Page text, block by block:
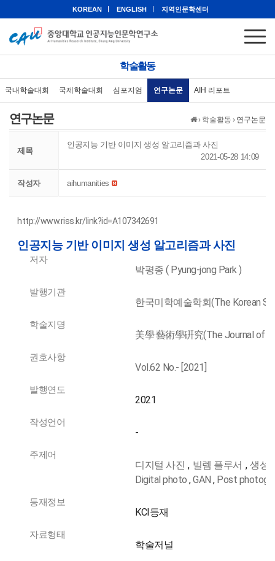
KOREAN ENGLISH 지역인문학센터
학술활동
국내학술대회 국제학술대회 심포지엄 연구논문 AIH 리포트
› 학술활동 › 연구논문
연구논문
제목
인공지능 기반 이미지 생성 알고리즘과 사진
2021-05-28 14:09
작성자 aihumanities
http://www.riss.kr/link?id=A107342691
인공지능 기반 이미지 생성 알고리즘과 사진
저자
박평종 ( Pyung-jong Park )
발행기관
한국미학예술학회(The Korean
학술지명
美學·藝術學硏究(The Journal of
권호사항
Vol.62 No.- [2021]
발행연도
2021
작성언어
-
주제어
디지털 사진 , 빌렘 플루서 ,생성
Digital photo ,GAN , Post
등재정보
KCI등재
자료형태
학술저널